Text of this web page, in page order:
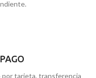
encontrarla en nuestras
por tarjeta, transferencia